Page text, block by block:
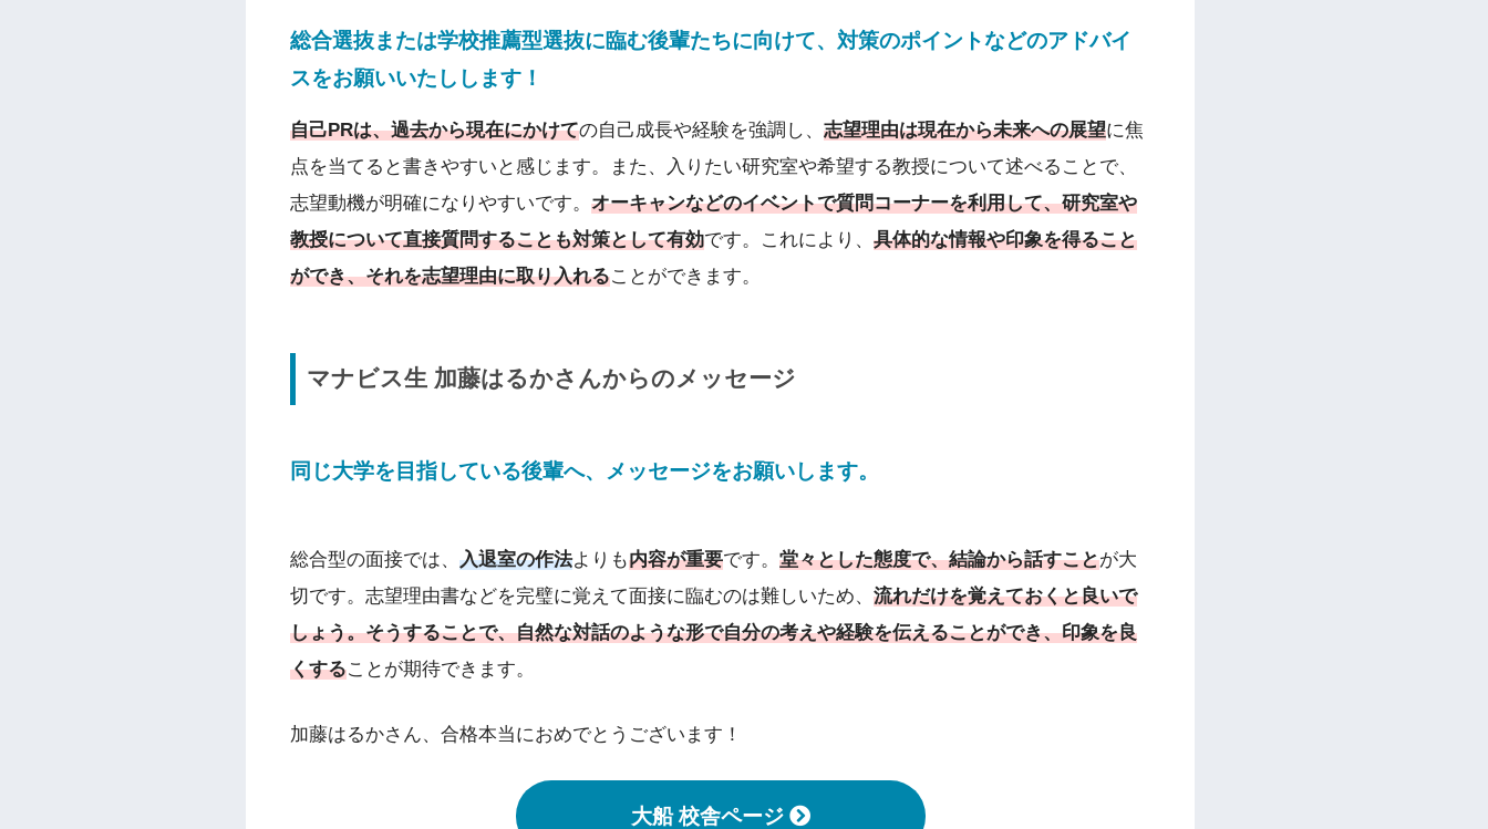
総合選抜または学校推薦型選抜に臨む後輩たちに向けて、対策のポイントなどのアドバイ
スをお願いいたしします！
自己PRは、過去から現在にかけての自己成長や経験を強調し、 志望理由は現在から未来への展望に焦
点を当てると書きやすいと感じます。また、入りたい研究室や希望する教授について述べることで、
志望動機が明確になりやすいです。 オーキャンなどのイベントで質問コーナーを利用して、研究室や
教授について直接質問することも対策として有効です。これにより、 具体的な情報や印象を得ること
ができ、それを志望理由に取り入れることができます。
マナビス生 加藤はるかさんからのメッセージ
同じ大学を目指している後輩へ、メッセージをお願いします。
総合型の面接では、 入退室の作法よりも内容が重要です。 堂々とした態度で、結論から話すことが大
切です。志望理由書などを完璧に覚えて面接に臨むのは難しいため、 流れだけを覚えておくと良いで
しょう。そうすることで、自然な対話のような形で自分の考えや経験を伝えることができ、印象を良
くすることが期待できます。
加藤はるかさん、合格本当におめでとうございます！
大船 校舎ページ